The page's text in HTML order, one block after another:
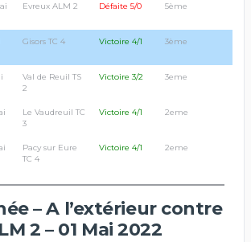
Evreux ALM 2 Défaite 5/0 5ème
Gisors TC 4 Victoire 4/1 3ème
Val de Reuil TS
2
Victoire 3/2 3eme
Le Vaudreuil TC
3
Victoire 4/1 2eme
Pacy sur Eure
TC 4
Victoire 4/1 2eme
– A l’extérieur contre
2 – 01 Mai 2022